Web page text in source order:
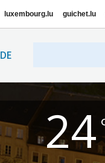
luxembourg.lu guichet.lu
DE
24